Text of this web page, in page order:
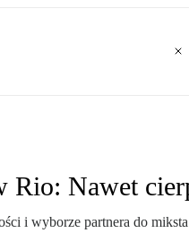
Rio: Nawet
i wyborze partnera do